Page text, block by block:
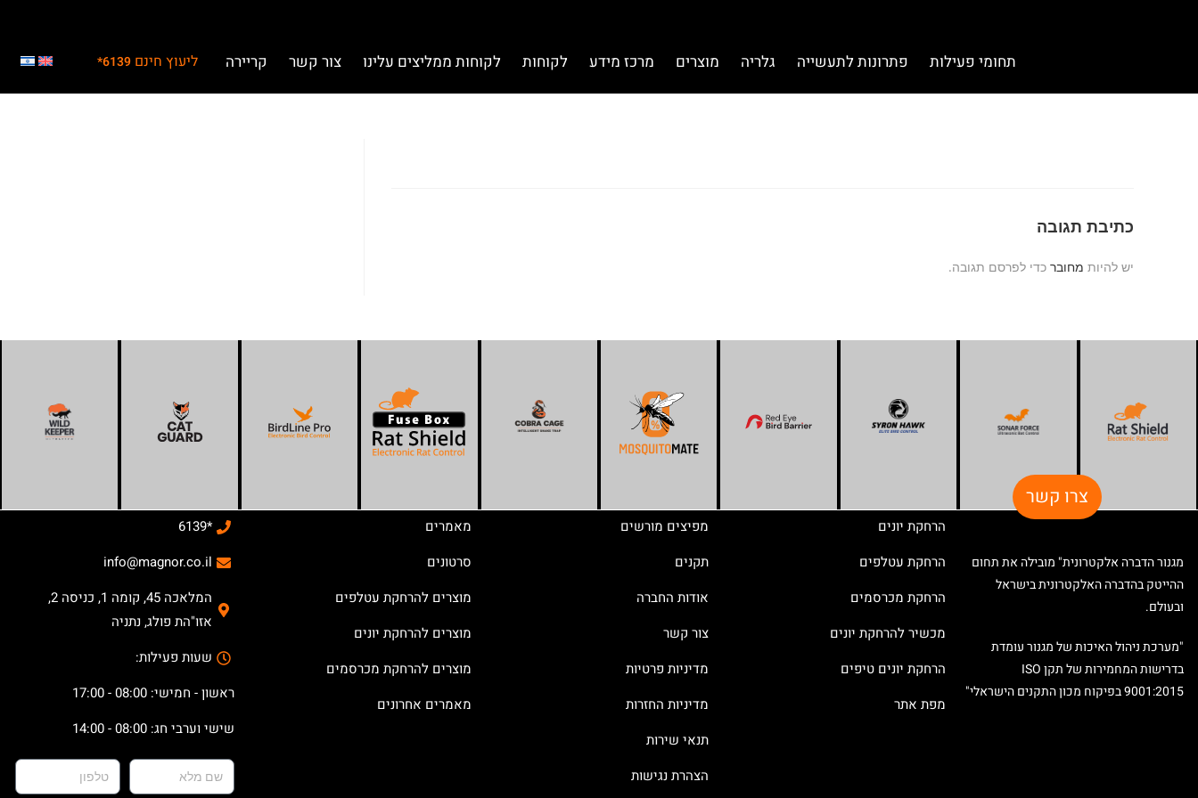
תחומי פעילות פתרונות לתעשייה גלריה מוצרים מרכז מידע לקוחות לקוחות ממליצים עלינו צור קשר קריירה ליעוץ חינם6139*
כתיבת תגובה
יש להיות מחובר כדי לפרסם תגובה.
צרו קשר
מגנור הדברה אלקטרונית" מובילה את תחום
ההייטק בהדברה האלקטרונית בישראל
ובעולם.
"מערכת ניהול האיכות של מגנור עומדת
בדרישות המחמירות של תקן ISO
9001:2015 בפיקוח מכון התקנים הישראלי"
הרחקת יונים
הרחקת עטלפים
הרחקת מכרסמים
מכשיר להרחקת יונים
הרחקת יונים טיפים
מפת אתר
מפיצים מורשים
תקנים
אודות החברה
צור קשר
מדיניות פרטיות
מדיניות החזרות
תנאי שירות
הצהרת נגישות
מאמרים
סרטונים
מוצרים להרחקת עטלפים
מוצרים להרחקת יונים
מוצרים להרחקת מכרסמים
מאמרים אחרונים
*6139
info@magnor.co.il
המלאכה 45, קומה 1, כניסה 2,
אזו"הת פולג, נתניה
שעות פעילות:
ראשון - חמישי: 08:00 - 17:00
שישי וערבי חג: 08:00 - 14:00